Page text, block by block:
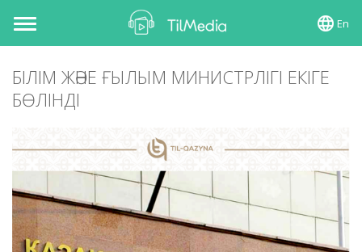
Toggle
navigation
En
БІЛІМ ЖӘНЕ ҒЫЛЫМ МИНИСТРЛІГІ ЕКІГЕ
БӨЛІНДІ